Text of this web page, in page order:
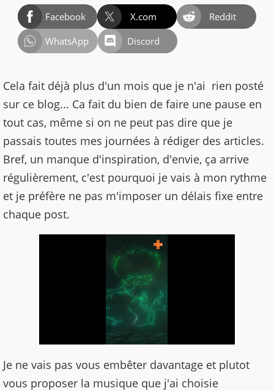
Facebook X.com
Reddit
WhatsApp
Discord
Cela fait déjà plus d'un mois que je n'ai rien posté
sur ce blog... Ca fait du bien de faire une pause en
tout cas, même si on ne peut pas dire que je
passais toutes mes journées à rédiger des articles.
Bref, un manque d'inspiration, d'envie, ça arrive
régulièrement, c'est pourquoi je vais à mon rythme
et je préfère ne pas m'imposer un délais fixe entre
chaque post.
Je ne vais pas vous embêter davantage et plutot
vous proposer la musique que j'ai choisie